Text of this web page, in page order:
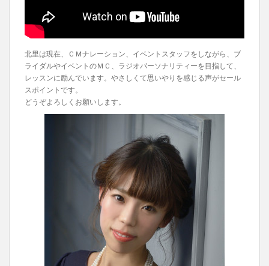
北里は現在、ＣＭナレーション、イベントスタッフをしながら、ブ
ライダルやイベントのＭＣ、ラジオパーソナリティーを目指して、
レッスンに励んでいます。やさしくて思いやりを感じる声がセール
スポイントです。
どうぞよろしくお願いします。